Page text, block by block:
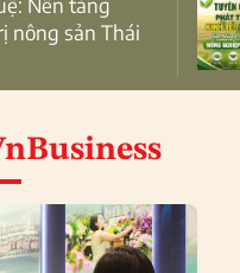
nông sản Thái